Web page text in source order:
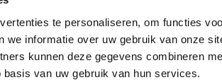
te personaliseren, om functies
we informatie over uw gebruik van onze
kunnen deze gegevens combineren
van uw gebruik van hun services.
Luxury 67 kWh…
Automaat
Automaat
Automaat
Dubbel Cabine J…
Handgeschakeld
Elek.Trekhaa…
Automaat